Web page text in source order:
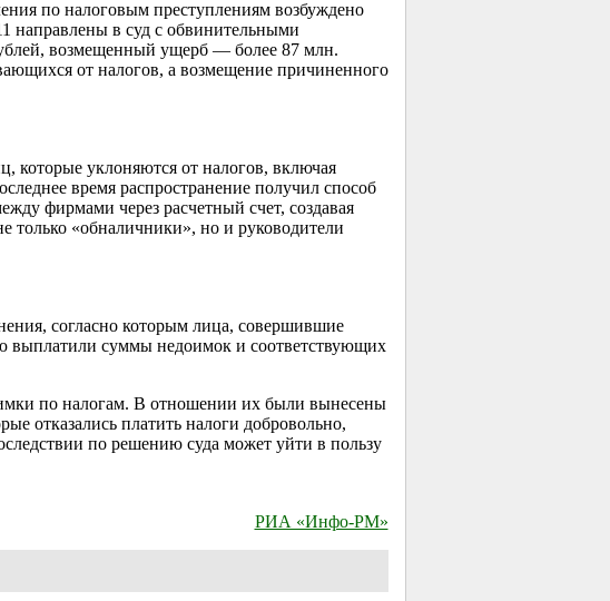
по налоговым преступлениям возбуждено
направлены в суд с обвинительными
возмещенный ущерб — более 87 млн.
от налогов, а возмещение причиненного
которые уклоняются от налогов, включая
время распространение получил способ
фирмами через расчетный счет, создавая
только «обналичники», но и руководители
согласно которым лица, совершившие
выплатили суммы недоимок и соответствующих
по налогам. В отношении их были вынесены
отказались платить налоги добровольно,
по решению суда может уйти в пользу
РИА «Инфо-РМ»